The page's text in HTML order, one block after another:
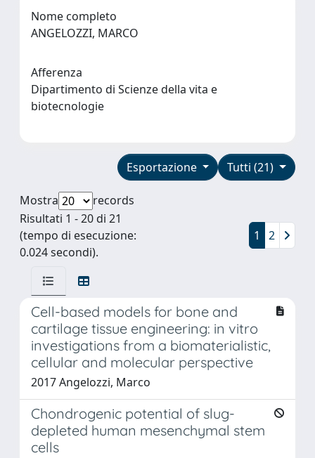
Nome completo
ANGELOZZI, MARCO
Afferenza
Dipartimento di Scienze della vita e
biotecnologie
Tutti (21)
Esportazione
Mostra
records
Risultati 1 - 20 di 21
(tempo di esecuzione:
0.024 secondi).
1 2
Cell-based models for bone and
cartilage tissue engineering: in vitro
investigations from a biomaterialistic,
cellular and molecular perspective
2017 Angelozzi, Marco
Chondrogenic potential of slug-
depleted human mesenchymal stem
cells